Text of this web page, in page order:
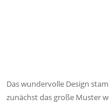
Das wundervolle Design
zunächst das große Muster